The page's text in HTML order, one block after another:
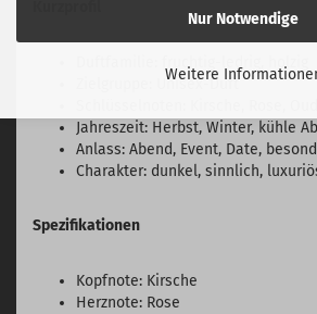
Nur Notwendige
Weitere
Duftfamilie: fruchtig-ledrig, holzig
Zielgruppe: Unisex-Duft
Jahreszeit: Herbst, Winter, kühle
Anlass: Abend, Event, Date,
Charakter: dunkel, sinnlich,
Spezifikationen
Kopfnote: Kirsche
Herznote: Rose